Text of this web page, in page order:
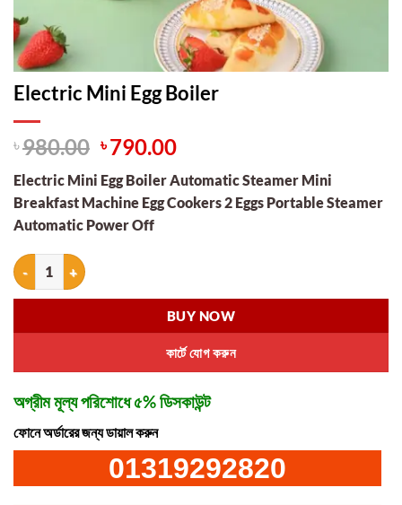
Electric Mini Egg Boiler
৳980.00 Original
was:
৳ 980.00.
৳790.00Current
is:
৳ 790.00.
Electric Mini Egg Boiler Automatic Steamer Mini
Breakfast Machine Egg Cookers 2 Eggs Portable Steamer
Automatic Power Off
Electric Mini Egg Boiler quantity
কার্টে যোগ করুন
BUY NOW
অগ্রীম মূল্য পরিশোধে ৫% ডিসকাউন্ট
ফোনে অর্ডারের জন্য ডায়াল করুন
01319292820